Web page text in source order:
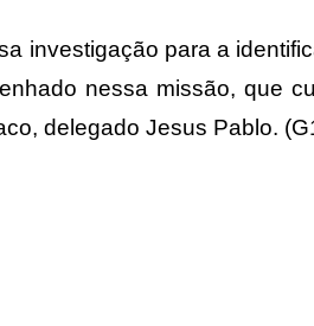
investigação para a
nessa missão, que
delegado Jesus Pablo.